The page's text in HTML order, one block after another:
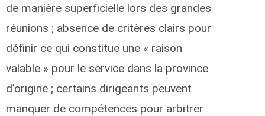
de manière superficielle lors des grandes
réunions ; absence de critères clairs pour
définir ce qui constitue une « raison
valable » pour le service dans la province
d’origine ; certains dirigeants peuvent
manquer de compétences pour arbitrer